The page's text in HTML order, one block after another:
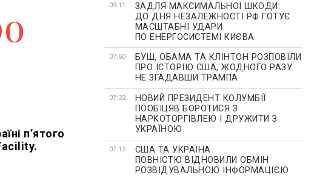
п’ятого
09:11
ЗАДЛЯ МАКСИМАЛЬНОЇ ШКОДИ:
ДО ДНЯ НЕЗАЛЕЖНОСТІ РФ ГОТУЄ
МАСШТАБНІ УДАРИ
ПО ЕНЕРГОСИСТЕМІ КИЄВА
07:50
БУШ, ОБАМА ТА КЛІНТОН РОЗПОВІЛИ
ПРО ІСТОРІЮ США, ЖОДНОГО РАЗУ
НЕ ЗГАДАВШИ ТРАМПА
07:32
НОВИЙ ПРЕЗИДЕНТ КОЛУМБІЇ
ПООБІЦЯВ БОРОТИСЯ З
НАРКОТОРГІВЛЕЮ І ДРУЖИТИ З
УКРАЇНОЮ
07:12
США ТА УКРАЇНА
ПОВНІСТЮ ВІДНОВИЛИ ОБМІН
РОЗВІДУВАЛЬНОЮ ІНФОРМАЦІЄЮ